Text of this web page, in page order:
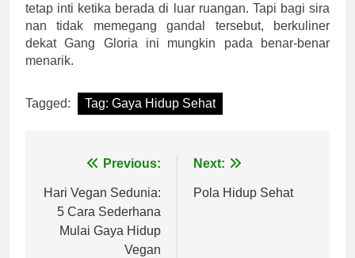
tetap inti ketika berada di luar ruangan. Tapi bagi sira
nan tidak memegang gandal tersebut, berkuliner
dekat Gang Gloria ini mungkin pada benar-benar
menarik.
Tagged: Tag: Gaya Hidup Sehat
navigation
Previous:
Hari Vegan Sedunia:
5 Cara Sederhana
Mulai Gaya Hidup
Vegan
Next:
Pola Hidup Sehat